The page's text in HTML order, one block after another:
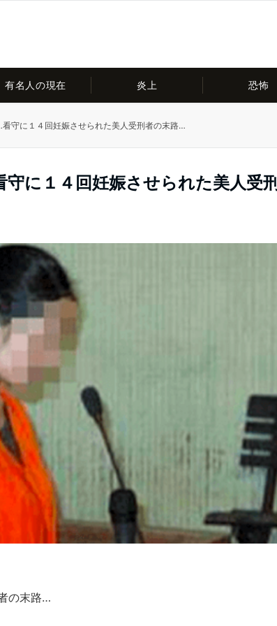
有名人の現在 炎上 恐怖
守に１４回妊娠させられた美人受刑者の末路…
に１４回妊娠させられた美人受刑
の末路…